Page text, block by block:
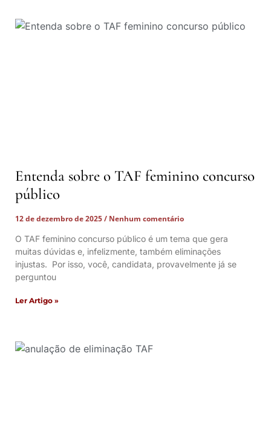
Entenda sobre o TAF feminino concurso
público
12 de dezembro de 2025
Nenhum comentário
O TAF feminino concurso público é um tema que gera
muitas dúvidas e, infelizmente, também eliminações
injustas. Por isso, você, candidata, provavelmente já se
perguntou
Ler Artigo »